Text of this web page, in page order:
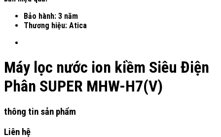
Bảo hành: 3 năm
Thương hiệu: Atica
Máy lọc nước ion kiềm Siêu Điện
Phân SUPER MHW-H7(V)
thông tin sản phẩm
Liên hệ